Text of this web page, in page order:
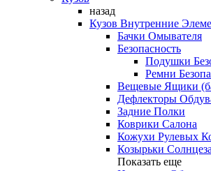
назад
Кузов Внутренние
Бачки Омывателя
Безопасность
Подушки
Ремни
Вещевые Ящики
Дефлекторы
Задние Полки
Коврики Салона
Кожухи Рулевых
Козырьки
Показать еще